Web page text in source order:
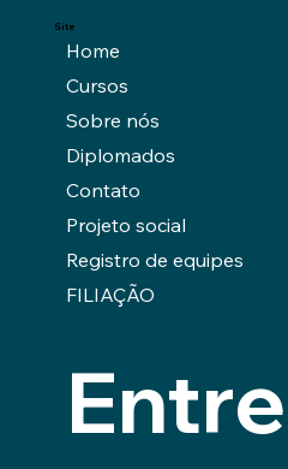
Site
Home
Cursos
Sobre nós
Diplomados
Contato
Projeto social
Registro de equipes
FILIAÇÃO